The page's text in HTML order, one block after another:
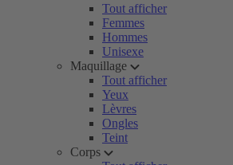
Tout afficher
Femmes
Hommes
Unisexe
Maquillage
Tout afficher
Yeux
Lèvres
Ongles
Teint
Corps